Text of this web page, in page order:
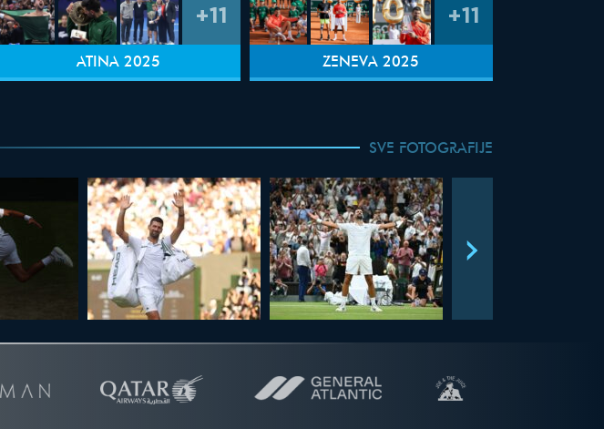
+11
ATINA 2025
+11
ŽENEVA 2025
SVE FOTOGRAFIJE